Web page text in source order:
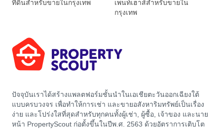
ที่ดินสำหรับขายในกรุงเทพ
เพนท์เฮาส์สำหรับขายใน
กรุงเทพ
ปัจจุบันเราได้สร้างแพลตฟอร์มชั้นนำในเอเชียตะวันออกเฉียงใต้
แบบครบวงจร เพื่อทำให้การเช่า และขายอสังหาริมทรัพย์เป็นเรื่อง
ง่าย และโปร่งใสที่สุดสำหรับทุกคนทั้งผู้เช่า, ผู้ซื้อ, เจ้าของ และนาย
หน้า PropertyScout ก่อตั้งขึ้นในปีพ.ศ. 2563 ด้วยอัตราการเติบโต